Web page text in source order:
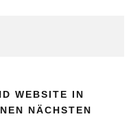
WEBSITE IN
NÄCHSTEN